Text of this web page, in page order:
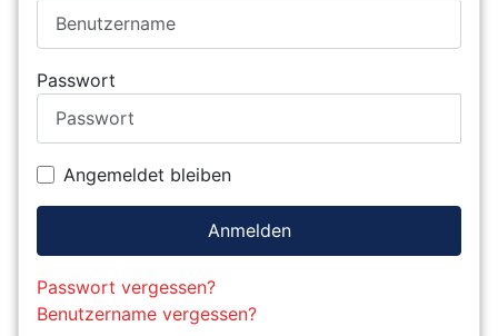
Passwort
Angemeldet bleiben
Anmelden
Passwort vergessen?
Benutzername vergessen?